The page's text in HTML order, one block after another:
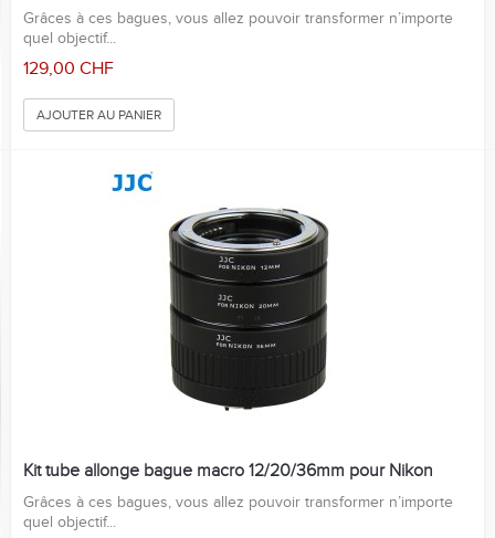
Grâces à ces bagues, vous allez pouvoir transformer n’importe
quel objectif...
129,00 CHF
AJOUTER AU PANIER
Kit tube allonge bague macro 12/20/36mm pour Nikon
Grâces à ces bagues, vous allez pouvoir transformer n’importe
quel objectif...